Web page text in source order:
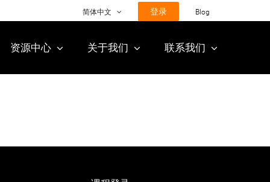
简体中文 登录 Blog
资源中心 关于我们 联系我们